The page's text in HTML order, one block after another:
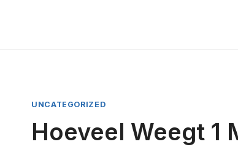
UNCATEGORIZED
Hoeveel Weegt 1